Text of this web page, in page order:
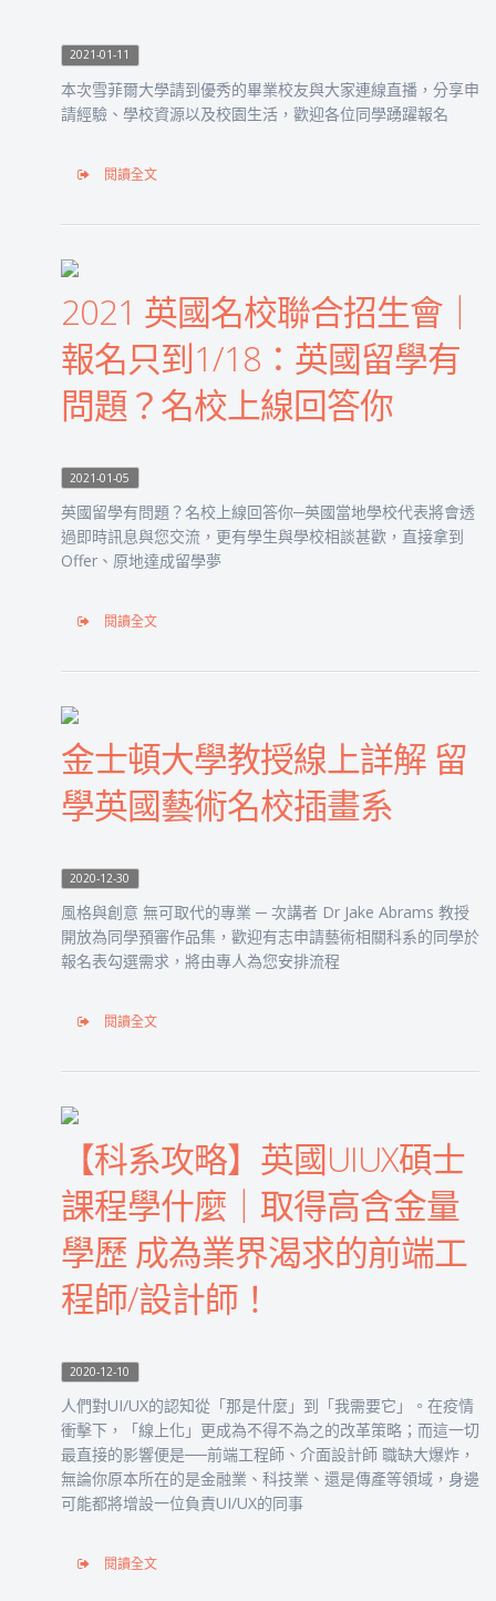
2021-01-11
本次雪菲爾大學請到優秀的畢業校友與大家連線直播，分享申
請經驗、學校資源以及校園生活，歡迎各位同學踴躍報名
閱讀全文
2021 英國名校聯合招生會｜
報名只到1/18：英國留學有
問題？名校上線回答你
2021-01-05
英國留學有問題？名校上線回答你─英國當地學校代表將會透
過即時訊息與您交流，更有學生與學校相談甚歡，直接拿到
Offer、原地達成留學夢
閱讀全文
金士頓大學教授線上詳解 留
學英國藝術名校插畫系
2020-12-30
風格與創意 無可取代的專業 ─ 次講者 Dr Jake Abrams 教授
開放為同學預審作品集，歡迎有志申請藝術相關科系的同學於
報名表勾選需求，將由專人為您安排流程
閱讀全文
【科系攻略】英國UIUX碩士
課程學什麼｜取得高含金量
學歷 成為業界渴求的前端工
程師/設計師！
2020-12-10
人們對UI/UX的認知從「那是什麼」到「我需要它」。在疫情
衝擊下，「線上化」更成為不得不為之的改革策略；而這一切
最直接的影響便是──前端工程師、介面設計師 職缺大爆炸，
無論你原本所在的是金融業、科技業、還是傳產等領域，身邊
可能都將增設一位負責UI/UX的同事
閱讀全文